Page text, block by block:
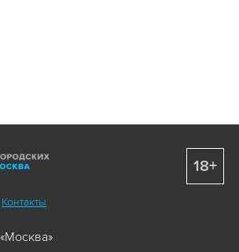
Контакты
18+